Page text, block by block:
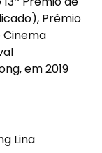
Prêmio
Cinema
em 2019
Lina